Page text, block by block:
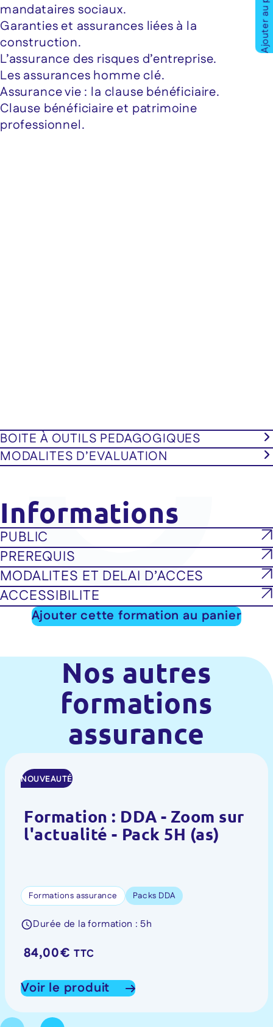
mandataires sociaux.
Garanties et assurances liées à la
construction.
L’assurance des risques d’entreprise.
Les assurances homme clé.
Assurance vie : la clause bénéficiaire.
Clause bénéficiaire et patrimoine
professionnel.
BOITE À OUTILS PEDAGOGIQUES
MODALITES D’EVALUATION
Informations
PUBLIC
PREREQUIS
MODALITES ET DELAI D’ACCES
ACCESSIBILITE
Ajouter cette formation au panier
Nos autres
formations
assurance
NOUVEAUTÉ
Formation : DDA - Zoom sur
l'actualité - Pack 5H (as)
Formations assurance Packs DDA
Durée de la formation : 5h
84,00€ TTC
Voir le produit